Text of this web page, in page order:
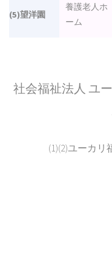
(5)望洋園
養護老人ホ
ーム
社会福祉法人 ユ
(1)(2)ユーカ